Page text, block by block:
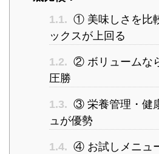
1.1. ① 美味しさを比
ックスが上回る
1.2. ② ボリュームな
圧勝
1.3. ③ 栄養管理・健
ュが優勢
1.4. ④ お試しメニュ